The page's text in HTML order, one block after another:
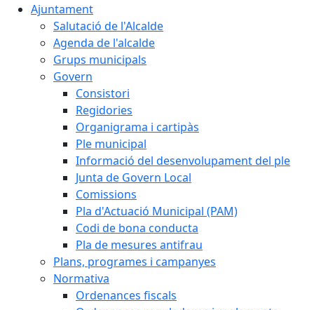
Ajuntament
Salutació de l'Alcalde
Agenda de l'alcalde
Grups municipals
Govern
Consistori
Regidories
Organigrama i cartipàs
Ple municipal
Informació del desenvolupament del ple
Junta de Govern Local
Comissions
Pla d'Actuació Municipal (PAM)
Codi de bona conducta
Pla de mesures antifrau
Plans, programes i campanyes
Normativa
Ordenances fiscals